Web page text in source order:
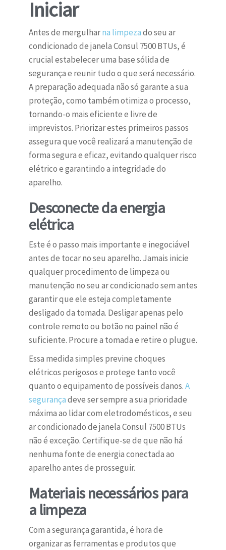
Iniciar
Antes de mergulharna limpezado seu ar
condicionado de janela Consul 7500 BTUs, é
crucial estabelecer uma base sólida de
segurança e reunir tudo o que será necessário.
A preparação adequada não só garante a sua
proteção, como também otimiza o processo,
tornando-o mais eficiente e livre de
imprevistos. Priorizar estes primeiros passos
assegura que você realizará a manutenção de
forma segura e eficaz, evitando qualquer risco
elétrico e garantindo a integridade do
aparelho.
Desconecte da energia
elétrica
Este é o passo mais importante e inegociável
antes de tocar no seu aparelho. Jamais inicie
qualquer procedimento de limpeza ou
manutenção no seu ar condicionado sem antes
garantir que ele esteja completamente
desligado da tomada. Desligar apenas pelo
controle remoto ou botão no painel não é
suficiente. Procure a tomada e retire o plugue.
Essa medida simples previne choques
elétricos perigosos e protege tanto você
quanto o equipamento de possíveis danos.A
segurançadeve ser sempre a sua prioridade
máxima ao lidar com eletrodomésticos, e seu
ar condicionado de janela Consul 7500 BTUs
não é exceção. Certifique-se de que não há
nenhuma fonte de energia conectada ao
aparelho antes de prosseguir.
Materiais necessários para
a limpeza
Com a segurança garantida, é hora de
organizar as ferramentas e produtos que